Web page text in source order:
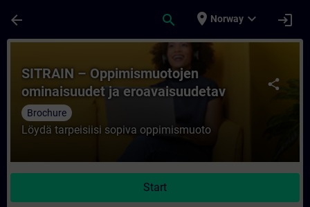
arrow_back search place Norway expand_more login
Course - SITRAIN – Oppimismuotojen
share
SITRAIN – Oppimismuotojen
ominaisuudet ja eroavaisuudetav
Brochure
Löydä tarpeisiisi sopiva oppimismuoto
Start